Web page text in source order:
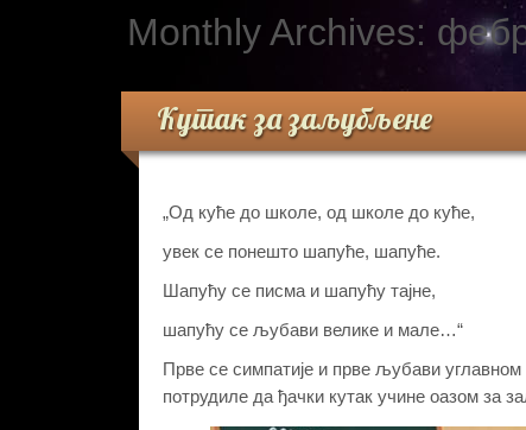
Monthly Archives:
Кутак за заљубљене
„Од куће до школе, од школе до куће,
увек се понешто шапуће, шапуће.
Шапућу се писма и шапућу тајне,
шапућу се љубави велике и мале…“
Прве се симпатије и прве љубави углавном
потрудиле да ђачки кутак учине оазом за